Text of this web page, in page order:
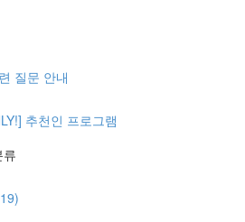
질문 안내
추천인 프로그램